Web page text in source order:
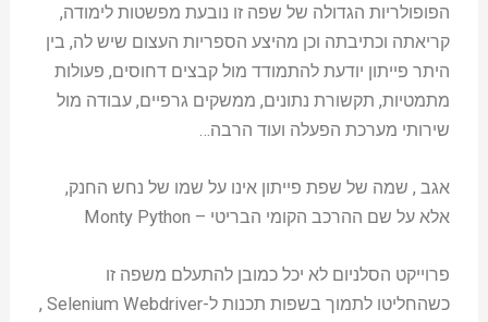
הפופולריות הגדולה של שפה זו נובעת מפשטות לימודה,
קריאתה וכתיבתה וכן מהיצע הספריות העצום שיש לה, בין
היתר פייתון יודעת להתמודד מול קבצים דחוסים, פעולות
מתמטיות, תקשורת נתונים, ממשקים גרפיים, עבודה מול
שירותי מערכת הפעלה ועוד הרבה…
אגב , שמה של שפת פייתון אינו על שמו של נחש החנק,
אלא על שם ההרכב הקומי הבריטי – Monty Python
פרוייקט הסלניום לא יכל כמובן להתעלם משפה זו
כשהחליטו לתמוך בשפות תכנות ל-Selenium Webdriver ,